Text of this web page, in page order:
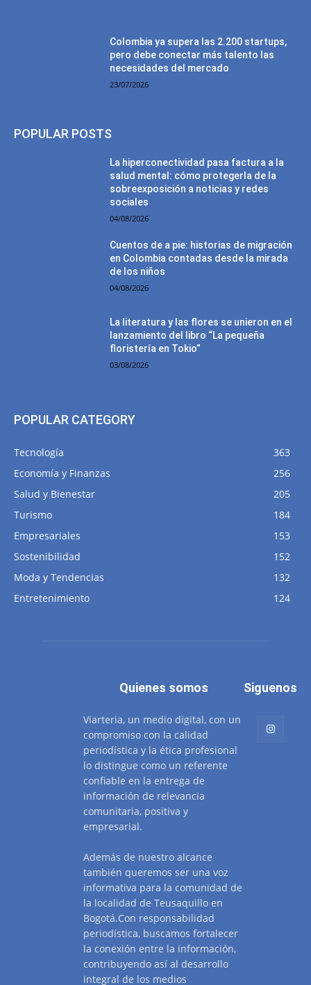
Colombia ya supera las 2.200 startups,
pero debe conectar más talento las
necesidades del mercado
23/07/2026
POPULAR POSTS
La hiperconectividad pasa factura a la
salud mental: cómo protegerla de la
sobreexposición a noticias y redes
sociales
04/08/2026
Cuentos de a pie: historias de migración
en Colombia contadas desde la mirada
de los niños
04/08/2026
La literatura y las flores se unieron en el
lanzamiento del libro “La pequeña
floristería en Tokio”
03/08/2026
POPULAR CATEGORY
Tecnología
363
Economía y Finanzas
256
Salud y Bienestar
205
Turismo
184
Empresariales
153
Sostenibilidad
152
Moda y Tendencias
132
Entretenimiento
124
Quienes somos
Viarteria, un medio digital, con un
compromiso con la calidad
periodística y la ética profesional
lo distingue como un referente
confiable en la entrega de
información de relevancia
comunitaria, positiva y
empresarial.
Además de nuestro alcance
también queremos ser una voz
informativa para la comunidad de
la localidad de Teusaquillo en
Bogotá.Con responsabilidad
periodística, buscamos fortalecer
la conexión entre la información,
contribuyendo así al desarrollo
integral de los medios
Siguenos